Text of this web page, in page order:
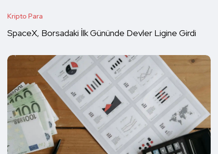
Kripto Para
SpaceX, Borsadaki İlk Gününde Devler Ligine Girdi